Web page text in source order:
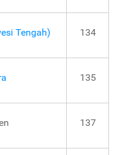
Tengah) 134
135
137